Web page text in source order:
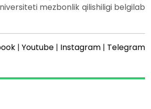
mezbonlik qilishiligi belgilab
| Youtube | Instagram | Telegram